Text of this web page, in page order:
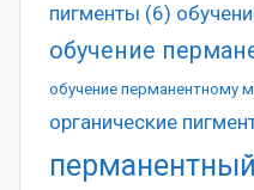
пигменты (6)
обучение
обучение перманентному
органические